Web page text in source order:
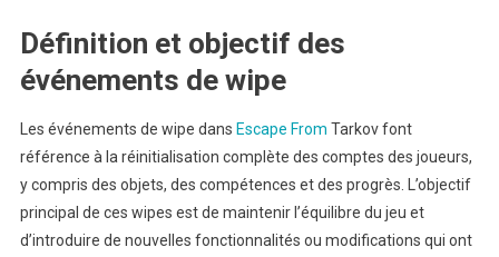
Définition et objectif des
événements de wipe
Les événements de wipe dans Escape From Tarkov font
référence à la réinitialisation complète des comptes des joueurs,
y compris des objets, des compétences et des progrès. L’objectif
principal de ces wipes est de maintenir l’équilibre du jeu et
d’introduire de nouvelles fonctionnalités ou modifications qui ont